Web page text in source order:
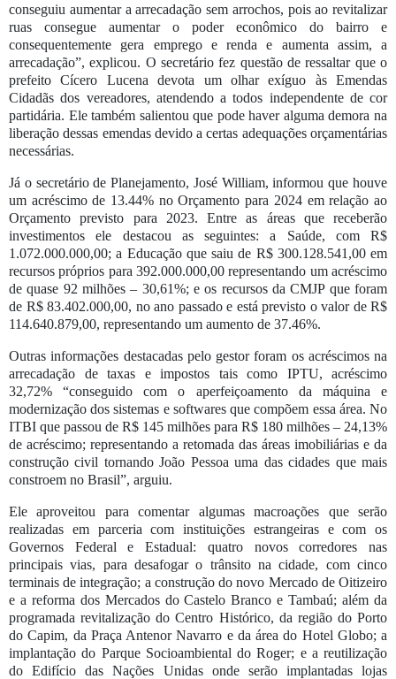
conseguiu aumentar a arrecadação sem arrochos, pois ao revitalizar
ruas consegue aumentar o poder econômico do bairro e
consequentemente gera emprego e renda e aumenta assim, a
arrecadação”, explicou. O secretário fez questão de ressaltar que o
prefeito Cícero Lucena devota um olhar exíguo às Emendas
Cidadãs dos vereadores, atendendo a todos independente de cor
partidária. Ele também salientou que pode haver alguma demora na
liberação dessas emendas devido a certas adequações orçamentárias
necessárias.
Já o secretário de Planejamento, José William, informou que houve
um acréscimo de 13.44% no Orçamento para 2024 em relação ao
Orçamento previsto para 2023. Entre as áreas que receberão
investimentos ele destacou as seguintes: a Saúde, com R$
1.072.000.000,00; a Educação que saiu de R$ 300.128.541,00 em
recursos próprios para 392.000.000,00 representando um acréscimo
de quase 92 milhões – 30,61%; e os recursos da CMJP que foram
de R$ 83.402.000,00, no ano passado e está previsto o valor de R$
114.640.879,00, representando um aumento de 37.46%.
Outras informações destacadas pelo gestor foram os acréscimos na
arrecadação de taxas e impostos tais como IPTU, acréscimo
32,72% “conseguido com o aperfeiçoamento da máquina e
modernização dos sistemas e softwares que compõem essa área. No
ITBI que passou de R$ 145 milhões para R$ 180 milhões – 24,13%
de acréscimo; representando a retomada das áreas imobiliárias e da
construção civil tornando João Pessoa uma das cidades que mais
constroem no Brasil”, arguiu.
Ele aproveitou para comentar algumas macroações que serão
realizadas em parceria com instituições estrangeiras e com os
Governos Federal e Estadual: quatro novos corredores nas
principais vias, para desafogar o trânsito na cidade, com cinco
terminais de integração; a construção do novo Mercado de Oitizeiro
e a reforma dos Mercados do Castelo Branco e Tambaú; além da
programada revitalização do Centro Histórico, da região do Porto
do Capim, da Praça Antenor Navarro e da área do Hotel Globo; a
implantação do Parque Socioambiental do Roger; e a reutilização
do Edifício das Nações Unidas onde serão implantadas lojas